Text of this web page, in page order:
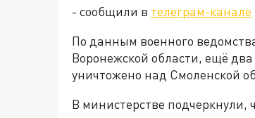
- сообщили в телеграм-канале
По данным военного
Воронежской области, ещё
уничтожено над Смоленской
В министерстве